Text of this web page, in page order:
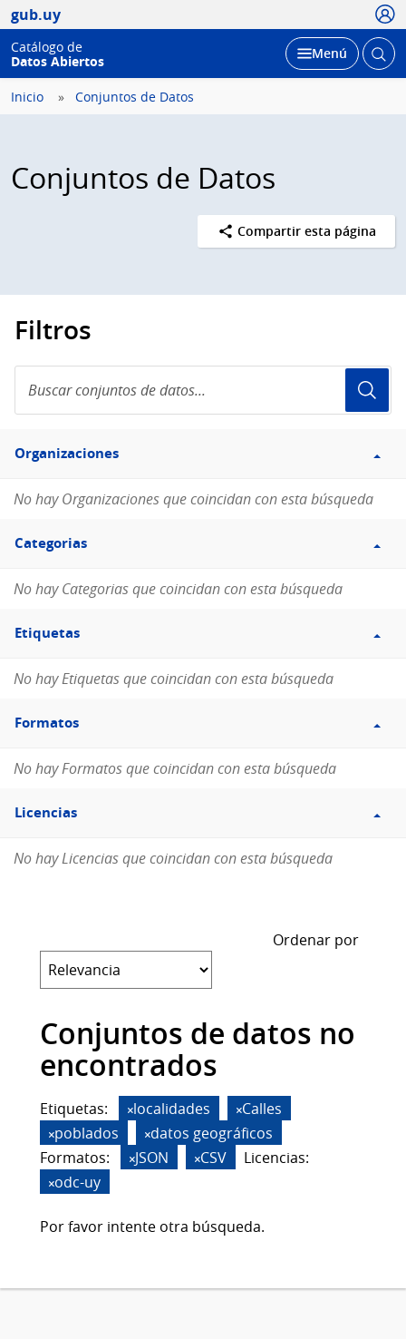
gub.uy
Catálogo de
Datos Abiertos
Desplegar
Menú Abrir
Inicio Conjuntos de Datos
Conjuntos de Datos
Compartir esta página
Filtros
conjuntos
de
Filtro
Organizaciones
Organizaciones
No hay Organizaciones que coincidan con esta búsqueda
Filtro
Categorias
Categorias
No hay Categorias que coincidan con esta búsqueda
Filtro
Etiquetas
Etiquetas
No hay Etiquetas que coincidan con esta búsqueda
Filtro
Formatos
Formatos
No hay Formatos que coincidan con esta búsqueda
Filtro
Licencias
Licencias
No hay Licencias que coincidan con esta búsqueda
Ordenar por
Conjuntos de datos no
encontrados
Etiquetas: localidades
Calles
poblados
datos geográficos
Formatos:
JSON CSV
Licencias:
odc-uy
Por favor intente otra búsqueda.